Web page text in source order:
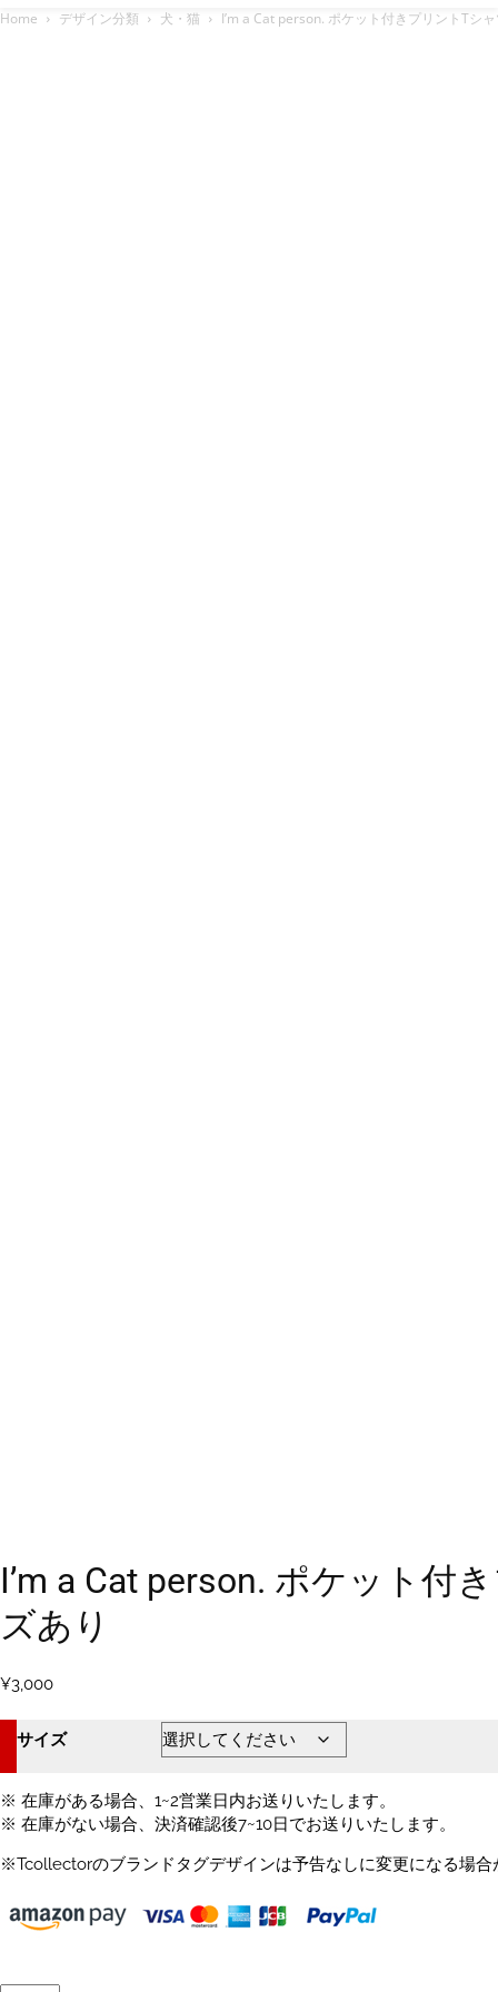
Home デザイン分類 犬・猫 I’m a Cat person. ポケット付きプリントTシ
I’m a Cat person. ポケット
ズあり
¥3,000
サイズ
※ 在庫がある場合、1~2営業日内お送りいたします。
※ 在庫がない場合、決済確認後7~10日でお送りいたします。
※Tcollectorのブランドタグデザインは予告なしに変更になる場合